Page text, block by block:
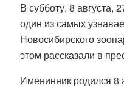
В субботу, 8 августа,
один из самых
Новосибирского
этом рассказали в
Именинник родился 8